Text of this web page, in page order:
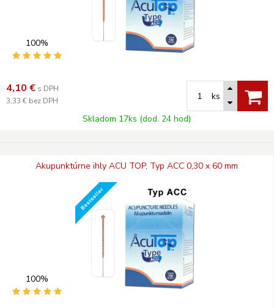
100%
4,10 € s DPH
3,33 € bez DPH
ks
Skladom 17ks (dod. 24 hod)
Akupunktúrne ihly ACU TOP, Typ ACC 0,30 x 60 mm
100%